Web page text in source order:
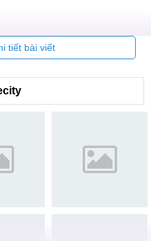
rơi vỡ phần cảm ứng đã
mặt kính Huawei GR5 mini
tiết bài viết